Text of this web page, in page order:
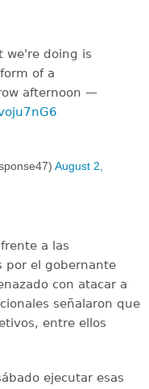
we're doing is
of a
afternoon —
August 2,
a las
por el gobernante
con atacar a
señalaron que
entre ellos
ejecutar esas